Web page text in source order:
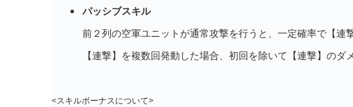
パッシブスキル
前２列の空軍ユニットが通常攻撃を行うと、一定確率で【
【連撃】を複数回発動した場合、初回を除いて【連撃】のダ
<スキルボーナスについて>